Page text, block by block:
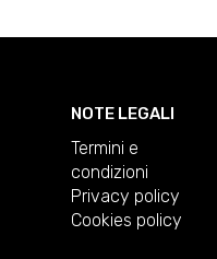
NOTE LEGALI
Termini e
condizioni
Privacy policy
Cookies policy